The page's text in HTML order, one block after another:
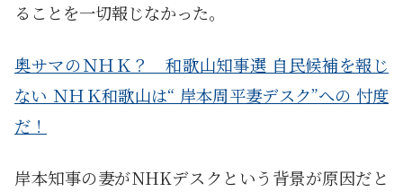
ることを一切報じなかった。
奥サマのＮＨＫ？ 和歌山知事選 自民候補を報じ
ない ＮＨＫ和歌山は“ 岸本周平妻デスク”への 忖度
だ！
岸本知事の妻がNHKデスクという背景が原因だと